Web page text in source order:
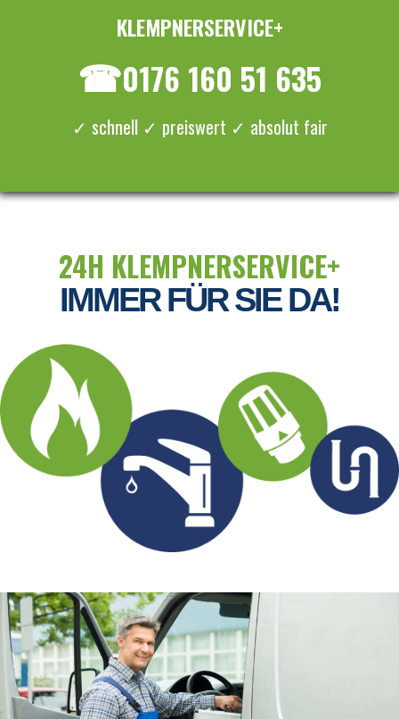
KLEMPNERSERVICE+
☎0176 160 51 635
✓ schnell ✓ preiswert ✓ absolut fair
24H KLEMPNERSERVICE+
IMMER FÜR SIE DA!